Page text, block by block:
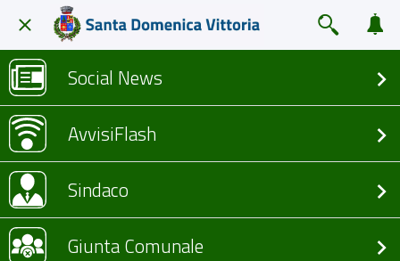
Social News
AvvisiFlash
Sindaco
Giunta Comunale